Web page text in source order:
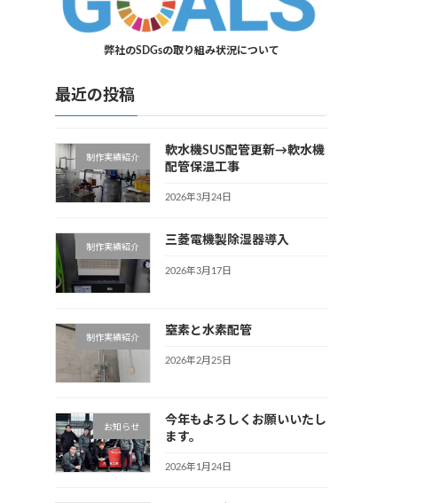
弊社のSDGsの取り組み状況について
最近の投稿
制作実績紹介
軟水機SUS配管更新→軟水機
配管保温工事
2026年3月24日
制作実績紹介
三菱電機製除湿器導入
2026年3月17日
制作実績紹介
窒素と水素配管
2026年2月25日
お知らせ
今年もよろしくお願いいたし
ます。
2026年1月24日